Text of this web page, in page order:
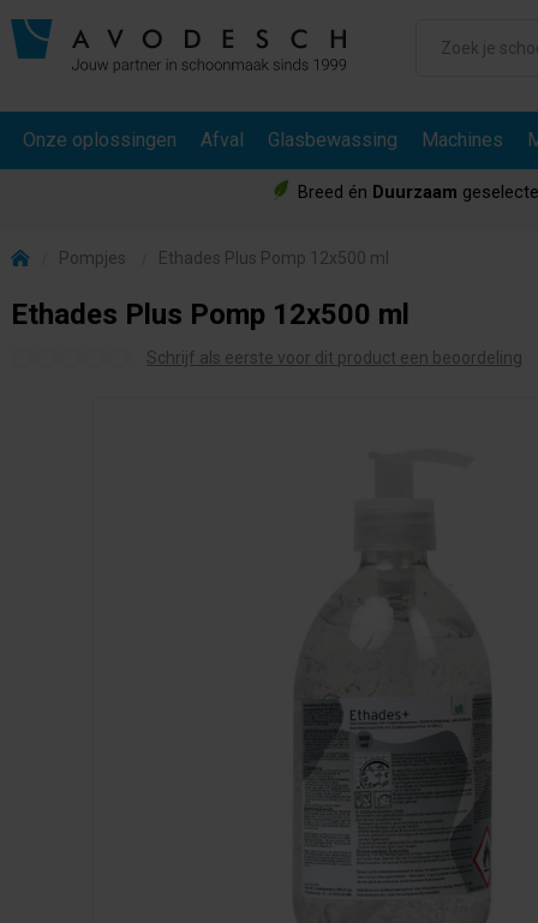
Onze oplossingen Afval Glasbewassing Machines
Breed én Duurzaam
Pompjes Ethades Plus Pomp 12x500 ml
Ethades Plus Pomp 12x500 ml
Schrijf als eerste voor dit product een beoordeling